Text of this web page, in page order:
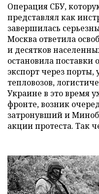
Операция СБУ,
представлял как
завершилась
Москва ответила
и десятков
остановила
экспорт через
тепловозов,
Украине в это время
фронте, возник
затронувший и
акции протеста. Так